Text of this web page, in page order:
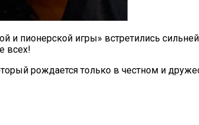
и пионерской игры» встретились
всех!
рождается только в честном и